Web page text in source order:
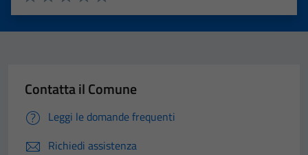
Valuta 5 stelle su 5
Valuta 4 stelle su 5
Valuta 3 stelle su 5
Valuta 2 stelle su 5
Valuta 1 stelle su 5
Contatta il Comune
Leggi le domande frequenti
Richiedi assistenza